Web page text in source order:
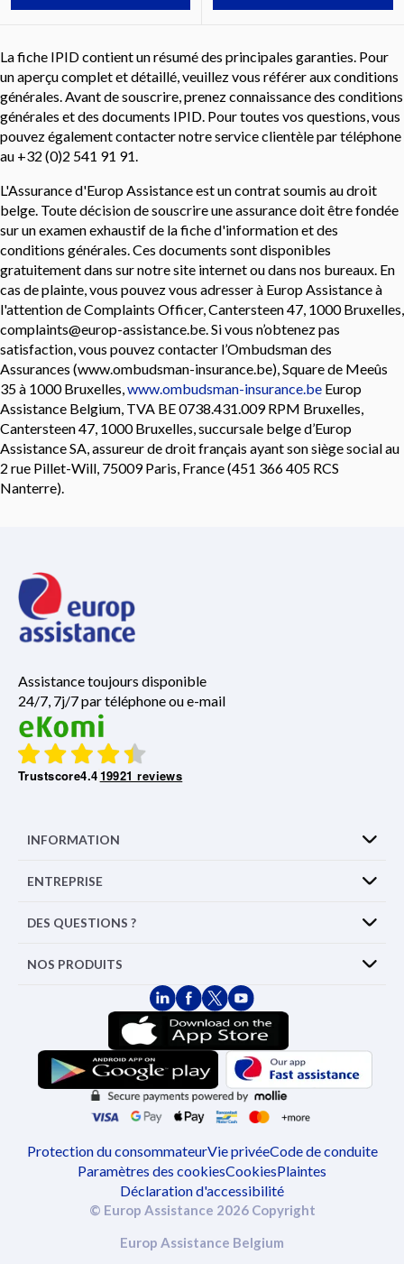
La fiche IPID contient un résumé des principales garanties. Pour
un aperçu complet et détaillé, veuillez vous référer aux conditions
générales. Avant de souscrire, prenez connaissance des conditions
générales et des documents IPID. Pour toutes vos questions, vous
pouvez également contacter notre service clientèle par téléphone
au +32 (0)2 541 91 91.
L'Assurance d'Europ Assistance est un contrat soumis au droit
belge. Toute décision de souscrire une assurance doit être fondée
sur un examen exhaustif de la fiche d'information et des
conditions générales. Ces documents sont disponibles
gratuitement dans sur notre site internet ou dans nos bureaux. En
cas de plainte, vous pouvez vous adresser à Europ Assistance à
l'attention de Complaints Officer, Cantersteen 47, 1000 Bruxelles,
complaints@europ-assistance.be. Si vous n’obtenez pas
satisfaction, vous pouvez contacter l’Ombudsman des
Assurances (www.ombudsman-insurance.be), Square de Meeûs
35 à 1000 Bruxelles,www.ombudsman-insurance.be Europ
Assistance Belgium, TVA BE 0738.431.009 RPM Bruxelles,
Cantersteen 47, 1000 Bruxelles, succursale belge d’Europ
Assistance SA, assureur de droit français ayant son siège social au
2 rue Pillet-Will, 75009 Paris, France (451 366 405 RCS
Nanterre).
Assistance toujours disponible
24/7, 7j/7 par téléphone ou e-mail
Trustscore4.419921 reviews
INFORMATION
ENTREPRISE
DES QUESTIONS ?
NOS PRODUITS
Protection du consommateurVie privéeCode de conduite
Paramètres des cookiesCookiesPlaintes
Déclaration d'accessibilité
© Europ Assistance 2026 Copyright
Europ Assistance Belgium